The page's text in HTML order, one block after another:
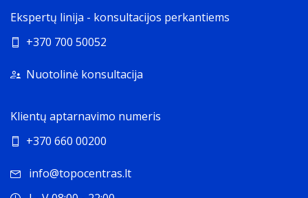
Ekspertų linija - konsultacijos perkantiems
+370 700 50052
Nuotolinė konsultacija
Klientų aptarnavimo numeris
+370 660 00200
info@topocentras.lt